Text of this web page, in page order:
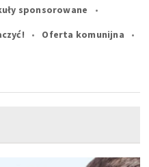
sponsorowane
Oferta komunijna